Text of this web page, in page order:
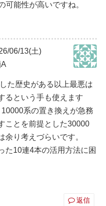
可能性が高いですね。
06/13(土)
た歴史がある以上最悪は
るという手も使えます
系の置き換えが急務
ことを前提とした30000
余り考えづらいです。
た10連4本の活用方法に困
返信